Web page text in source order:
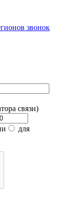
звонок
связи)
для